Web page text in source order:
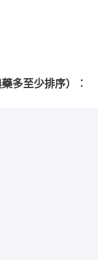
多至少排序）︰